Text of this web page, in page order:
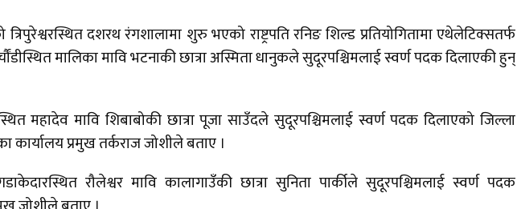
दशरथ रंगशालामा शुरु भएको राष्ट्रपति रनिङ शिल्ड प्रतियोगितामा एथेलेटिक्सतर्फ
मालिका मावि भटनाकी छात्रा अस्मिता धानुकले सुदूरपश्चिमलाई स्वर्ण पदक दिलाएकी हुन्
महादेव मावि शिबाबोकी छात्रा पूजा साउँदले सुदूरपश्चिमलाई स्वर्ण पदक दिलाएको जिल्ला
प्रमुख तर्कराज जोशीले बताए ।
रौलेश्वर मावि कालागाउँकी छात्रा सुनिता पार्कीले सुदूरपश्चिमलाई स्वर्ण पदक